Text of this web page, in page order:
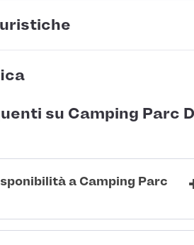
su Camping Parc
a Camping Parc